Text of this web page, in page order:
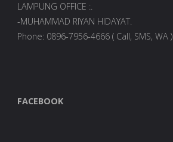
LAMPUNG OFFICE :.
-MUHAMMAD RIYAN HIDAYAT.
Phone: 0896-7956-4666 ( Call, SMS, WA
FACEBOOK